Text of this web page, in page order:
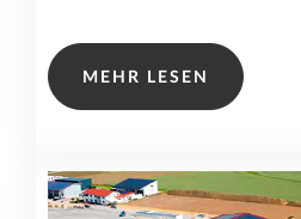
MEHR LESEN